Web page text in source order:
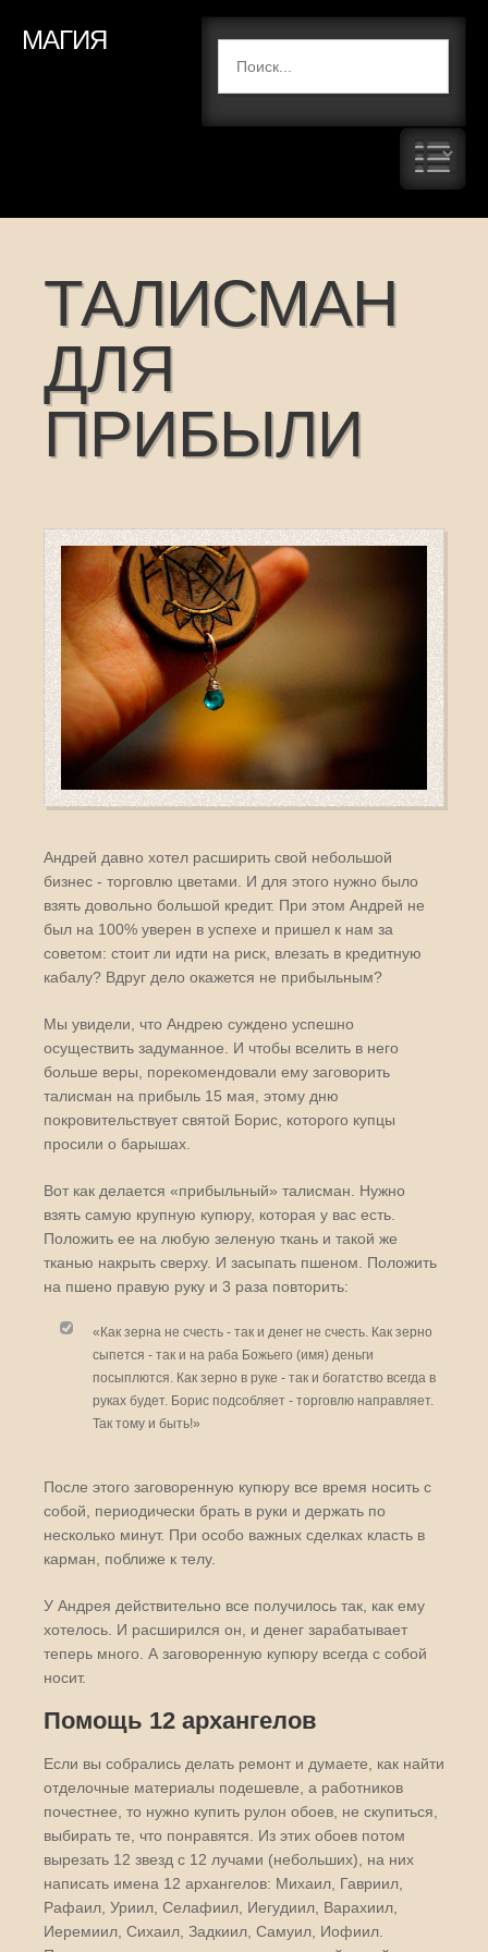
МАГИЯ
ТАЛИСМАН
ДЛЯ
ПРИБЫЛИ
Андрей давно хотел расширить свой небольшой
бизнес - торговлю цветами. И для этого нужно было
взять довольно большой кредит. При этом Андрей не
был на 100% уверен в успехе и пришел к нам за
советом: стоит ли идти на риск, влезать в кредитную
кабалу? Вдруг дело окажется не прибыльным?
Мы увидели, что Андрею суждено успешно
осуществить задуманное. И чтобы вселить в него
больше веры, порекомендовали ему заговорить
талисман на прибыль 15 мая, этому дню
покровительствует святой Борис, которого купцы
просили о барышах.
Вот как делается «прибыльный» талисман. Нужно
взять самую крупную купюру, которая у вас есть.
Положить ее на любую зеленую ткань и такой же
тканью накрыть сверху. И засыпать пшеном. Положить
на пшено правую руку и 3 раза повторить:
«Как зерна не счесть - так и денег не счесть. Как зерно
сыпется - так и на раба Божьего (имя) деньги
посыплются. Как зерно в руке - так и богатство всегда в
руках будет. Борис подсобляет - торговлю направляет.
Так тому и быть!»
После этого заговоренную купюру все время носить с
собой, периодически брать в руки и держать по
несколько минут. При особо важных сделках класть в
карман, поближе к телу.
У Андрея действительно все получилось так, как ему
хотелось. И расширился он, и денег зарабатывает
теперь много. А заговоренную купюру всегда с собой
носит.
Помощь 12 архангелов
Если вы собрались делать ремонт и думаете, как найти
отделочные материалы подешевле, а работников
почестнее, то нужно купить рулон обоев, не скупиться,
выбирать те, что понравятся. Из этих обоев потом
вырезать 12 звезд с 12 лучами (небольших), на них
написать имена 12 архангелов: Михаил, Гавриил,
Рафаил, Уриил, Селафиил, Иегудиил, Варахиил,
Иеремиил, Сихаил, Задкиил, Самуил, Иофиил.